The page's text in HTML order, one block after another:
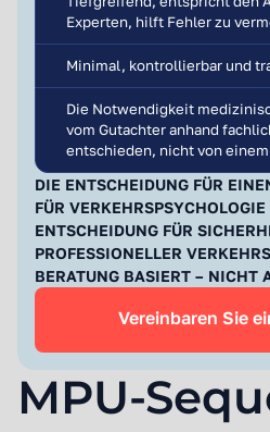
Experten, hilft Fehler zu
Minimal, kontrollierbar und
Die Notwendigkeit
vom Gutachter anhand
entschieden, nicht von einem
DIE ENTSCHEIDUNG FÜR
FÜR
ENTSCHEIDUNG FÜR
PROFESSIONELLER
BERATUNG BASIERT – NICHT
Vereinbaren Sie
MPU-